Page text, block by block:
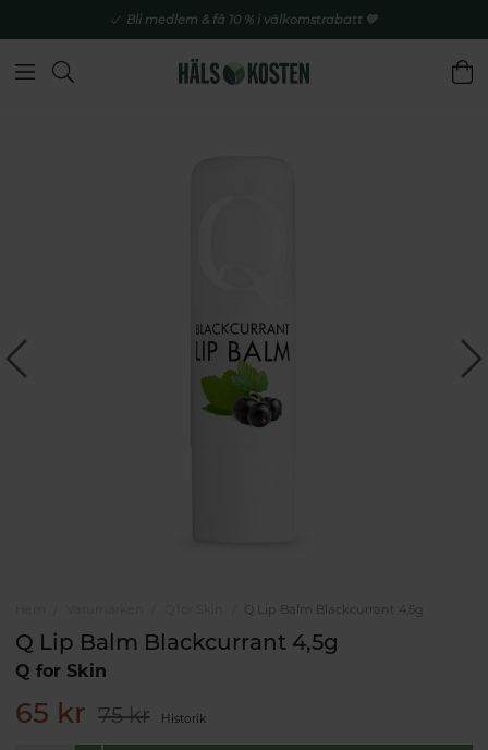
Bli medlem & få 10 % i välkomstrabatt 💚
Q Lip Balm Blackcurrant 4,5g
Q Lip Balm Blackcurrant 4,5g
Q for Skin
65 kr 75 kr Historik